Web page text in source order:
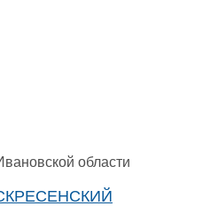
области